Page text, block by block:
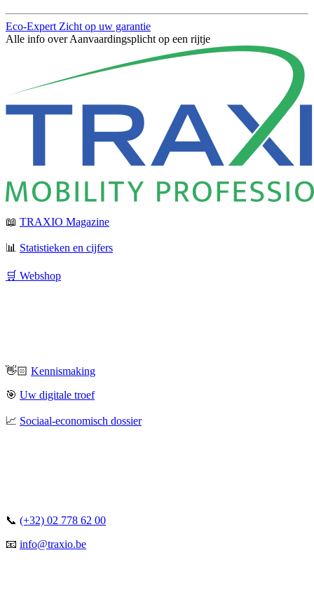
Eco-Expert Zicht op uw garantie
Alle info over Aanvaardingsplicht op een rijtje
📖 TRAXIO Magazine
📊 Statistieken en cijfers
🛒 Webshop
👋🏻 Kennismaking
🎯 Uw digitale troef
📈 Sociaal-economisch dossier
📞 (+32) 02 778 62 00
📧 info@traxio.be